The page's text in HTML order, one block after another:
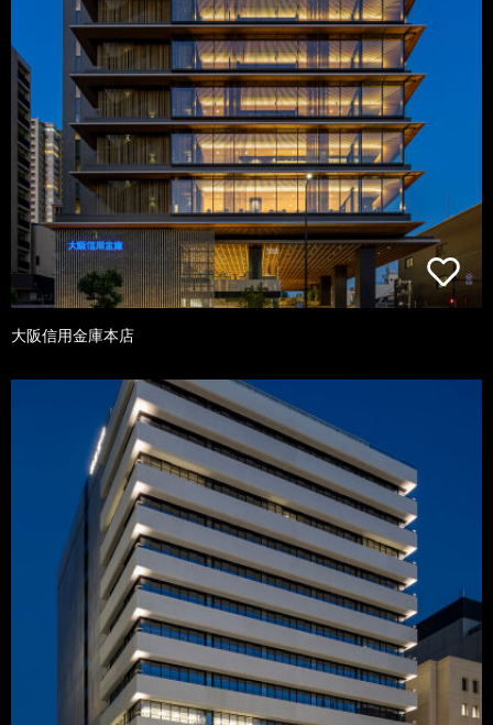
大阪信用金庫本店